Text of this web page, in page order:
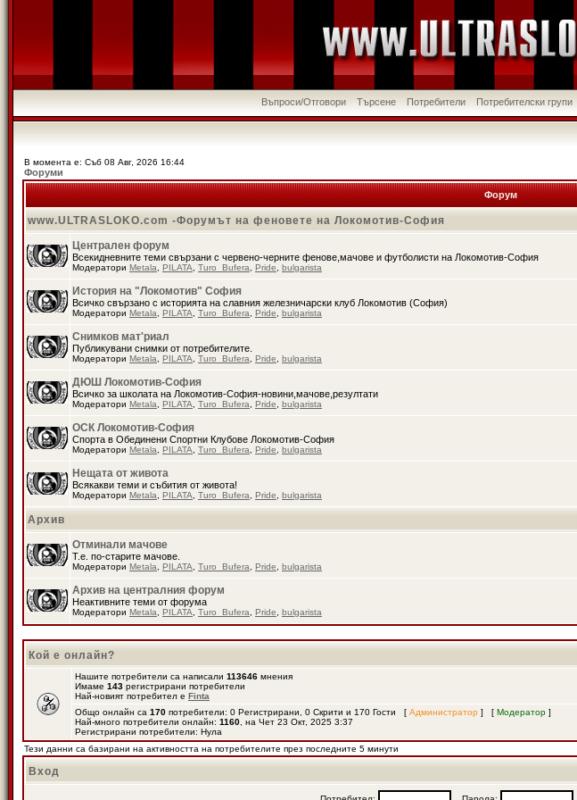
Въпроси/Отговори Търсене Потребители Потребителски групи
В момента е: Съб 08 Авг, 2026 16:44
Форуми
Форум
www.ULTRASLOKO.com -Форумът на феновете на Локомотив-София
Централен форум
Всекидневните теми свързани с червено-черните фенове,мачове и футболисти на Локомотив-София
Модератори Metala PILATA Turo_Bufera Pride bulgarista
История на "Локомотив" София
Всичко свързано с историята на славния железничарски клуб Локомотив (София)
Модератори Metala PILATA Turo_Bufera Pride bulgarista
Снимков мат'риал
Публикувани снимки от потребителите.
Модератори Metala PILATA Turo_Bufera Pride bulgarista
ДЮШ Локомотив-София
Всичко за школата на Локомотив-София-новини,мачове,резултати
Модератори Metala PILATA Turo_Bufera Pride bulgarista
ОСК Локомотив-София
Спорта в Обединени Спортни Клубове Локомотив-София
Модератори Metala PILATA Turo_Bufera Pride bulgarista
Нещата от живота
Всякакви теми и събития от живота!
Модератори Metala PILATA Turo_Bufera Pride bulgarista
Архив
Отминали мачове
Т.е. по-старите мачове.
Модератори Metala PILATA Turo_Bufera Pride bulgarista
Архив на централния форум
Неактивните теми от форума
Модератори Metala PILATA Turo_Bufera Pride bulgarista
Кой е онлайн?
Нашите потребители са написали 113646 мнения
Имаме 143 регистрирани потребители
Най-новият потребител е Finta
Общо онлайн са 170 потребители: 0 Регистрирани, 0 Скрити и 170 Гости [ Администратор ] [ Модератор ]
Най-много потребители онлайн: 1160 , на Чет 23 Окт, 2025 3:37
Регистрирани потребители: Нула
Тези данни са базирани на активността на потребителите през последните 5 минути
Вход